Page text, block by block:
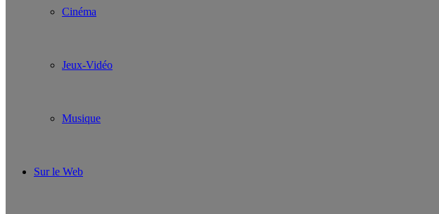
Cinéma
Jeux-Vidéo
Musique
Sur le Web